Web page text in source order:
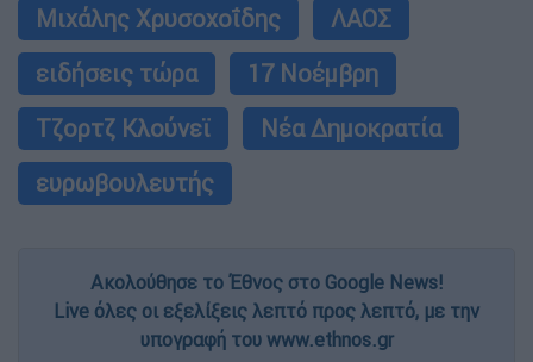
Μιχάλης Χρυσοχοΐδης
ΛΑΟΣ
ειδήσεις τώρα
17 Νοέμβρη
Τζορτζ Κλούνεϊ
Νέα Δημοκρατία
ευρωβουλευτής
Ακολούθησε το Έθνος στο Google News!
Live όλες οι εξελίξεις λεπτό προς λεπτό, με την
υπογραφή του www.ethnos.gr